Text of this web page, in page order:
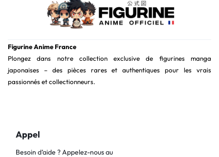
Figurine Anime France
Plongez dans notre collection exclusive de figurines manga
japonaises – des pièces rares et authentiques pour les vrais
passionnés et collectionneurs.
Appel
Besoin d’aide ? Appelez-nous au